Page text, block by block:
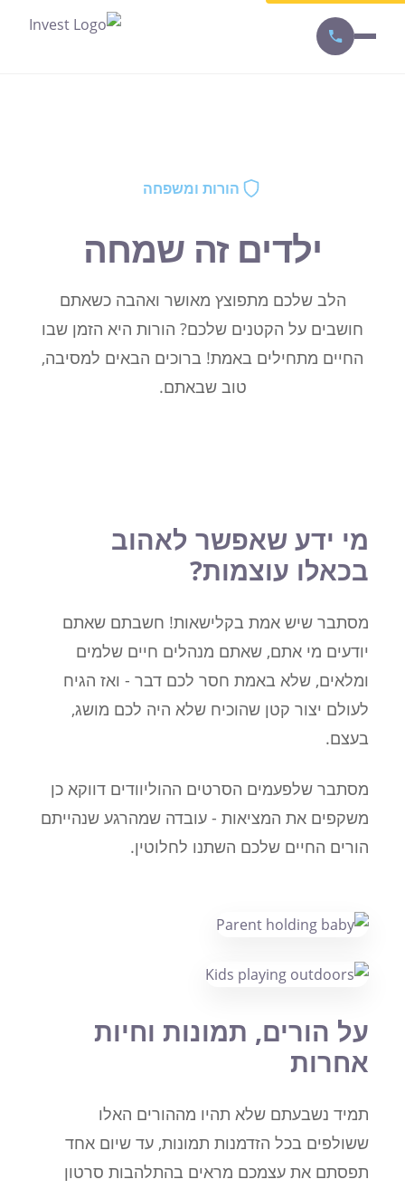
הורות ומשפחה
ילדים זה שמחה
הלב שלכם מתפוצץ מאושר ואהבה כשאתם
חושבים על הקטנים שלכם? הורות היא הזמן שבו
החיים מתחילים באמת! ברוכים הבאים למסיבה,
טוב שבאתם.
מי ידע שאפשר לאהוב
בכאלו עוצמות?
מסתבר שיש אמת בקלישאות! חשבתם שאתם
יודעים מי אתם, שאתם מנהלים חיים שלמים
ומלאים, שלא באמת חסר לכם דבר - ואז הגיח
לעולם יצור קטן שהוכיח שלא היה לכם מושג,
בעצם.
מסתבר שלפעמים הסרטים ההוליוודים דווקא כן
משקפים את המציאות - עובדה שמהרגע שנהייתם
הורים החיים שלכם השתנו לחלוטין.
על הורים, תמונות וחיות
אחרות
תמיד נשבעתם שלא תהיו מההורים האלו
ששולפים בכל הזדמנות תמונות, עד שיום אחד
תפסתם את עצמכם מראים בהתלהבות סרטון